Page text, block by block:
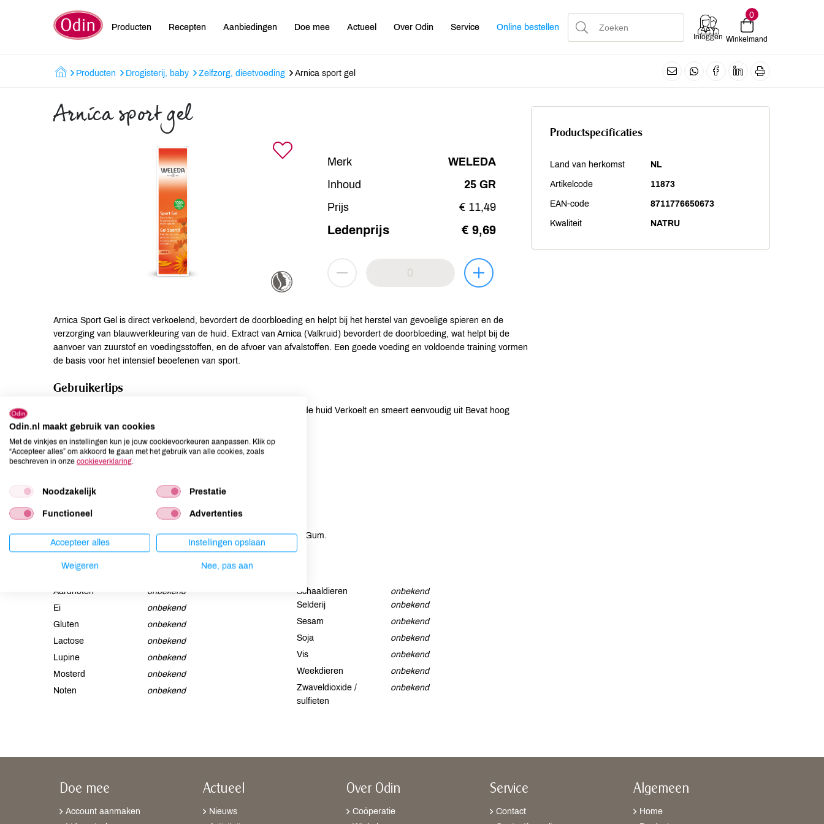
Producten Recepten Aanbiedingen Doe mee Actueel Over Odin Service Online bestellen
Inloggen
0
Winkelmand
Producten Drogisterij, baby Zelfzorg, dieetvoeding Arnica sport gel
Arnica sport gel
Merk
WELEDA
Inhoud
25 GR
Prijs
€ 11,49
Ledenprijs € 9,69
Arnica Sport Gel is direct verkoelend, bevordert de doorbloeding en helpt bij het herstel van gevoelige spieren en de
verzorging van blauwverkleuring van de huid. Extract van Arnica (Valkruid) bevordert de doorbloeding, wat helpt bij de
aanvoer van zuurstof en voedingsstoffen, en de afvoer van afvalstoffen. Een goede voeding en voldoende training vormen
de basis voor het intensief beoefenen van sport.
Gebruikertips
Helpt het herstel van gevoelige spieren Bij blauwverkleuring van de huid Verkoelt en smeert eenvoudig uit Bevat hoog
gehalte Arnica extract
Suggesties
Ingrediënten
INCI: Arnica Montana Extract*, Aqua, Glycerin, Alcohol*, Xanthan Gum.
Allergenen
Aardnoten
onbekend
Ei
onbekend
Gluten
onbekend
Lactose
onbekend
Lupine
onbekend
Mosterd
onbekend
Noten
onbekend
Schaaldieren
onbekend
Selderij
onbekend
Sesam
onbekend
Soja
onbekend
Vis
onbekend
Weekdieren
onbekend
Zwaveldioxide /
sulfieten
onbekend
Productspecificaties
Land van herkomst NL
Artikelcode 11873
EAN-code 8711776650673
Kwaliteit NATRU
Doe mee
Account aanmaken
Actueel
Nieuws
Over Odin
Coöperatie
Service
Contact
Algemeen
Home
Odin.nl maakt gebruik van cookies
Met de vinkjes en instellingen kun je jouw cookievoorkeuren aanpassen. Klik op
“Accepteer alles” om akkoord te gaan met het gebruik van alle cookies, zoals
beschreven in onze cookieverklaring.
Noodzakelijk Prestatie
Functioneel Advertenties
Accepteer alles Instellingen opslaan
Weigeren Nee, pas aan